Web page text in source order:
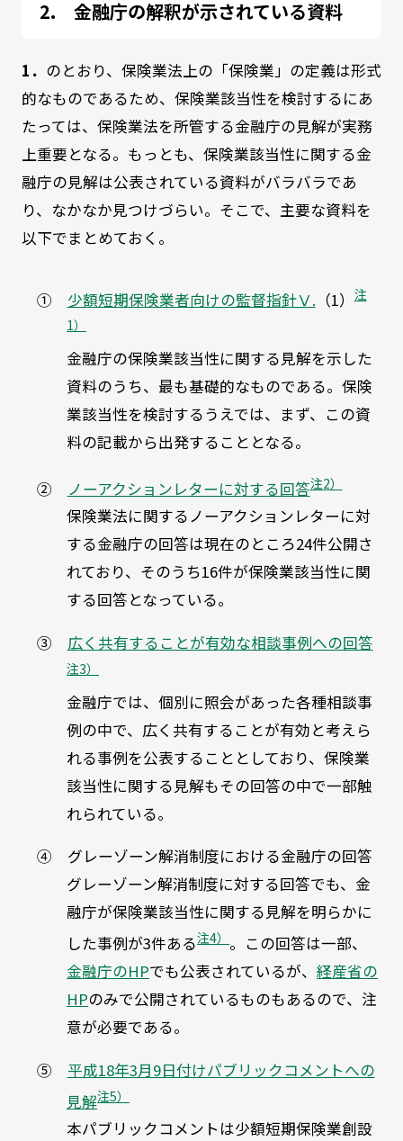
金融庁の解釈が示されている資料
1． のとおり、保険業法上の「保険業」の定義は形式
的なものであるため、保険業該当性を検討するにあ
たっては、保険業法を所管する金融庁の見解が実務
上重要となる。もっとも、保険業該当性に関する金
融庁の見解は公表されている資料がバラバラであ
り、なかなか見つけづらい。そこで、主要な資料を
以下でまとめておく。
① 少額短期保険業者向けの監督指針Ⅴ. （1）注
1）
金融庁の保険業該当性に関する見解を示した
資料のうち、最も基礎的なものである。保険
業該当性を検討するうえでは、まず、この資
料の記載から出発することとなる。
② ノーアクションレターに対する回答注2）
保険業法に関するノーアクションレターに対
する金融庁の回答は現在のところ24件公開さ
れており、そのうち16件が保険業該当性に関
する回答となっている。
③ 広く共有することが有効な相談事例への回答
注3）
金融庁では、個別に照会があった各種相談事
例の中で、広く共有することが有効と考えら
れる事例を公表することとしており、保険業
該当性に関する見解もその回答の中で一部触
れられている。
④ グレーゾーン解消制度における金融庁の回答
グレーゾーン解消制度に対する回答でも、金
融庁が保険業該当性に関する見解を明らかに
した事例が3件ある注4） 。この回答は一部、
金融庁のHPでも公表されているが、経産省の
HPのみで公開されているものもあるので、注
意が必要である。
⑤ 平成18年3月9日付けパブリックコメントへの
見解注5）
本パブリックコメントは少額短期保険業創設